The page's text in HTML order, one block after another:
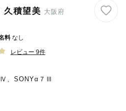
積望美 大阪府
料 なし
レビュー 9件
、SONYα７Ⅲ